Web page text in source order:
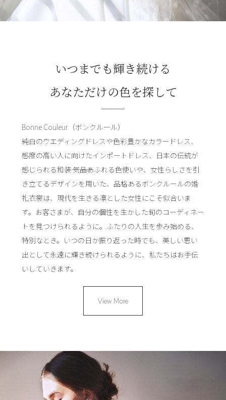
いつまでも輝き続ける
あなただけの色を探して
Bonne Couleur（ボンクルール）
純白のウエディングドレスや色彩豊かなカラードレス、
感度の高い人に向けたインポートドレス、日本の伝統が
感じられる和装――― 気品あふれる色使いや、女性らしさを引
き立てるデザインを用いた、品格あるボンクルールの婚
礼衣裳は、現代を生きる凛とした女性にこそ似合いま
す。お客さまが、自分の個性を生かした旬のコーディネー
トを見つけられるように。ふたりの人生を歩み始める、
特別なとき。いつの日か振り返った時でも、美しい思い
出として永遠に輝き続けられるように、私たちはお手伝
いしていきます。
View More